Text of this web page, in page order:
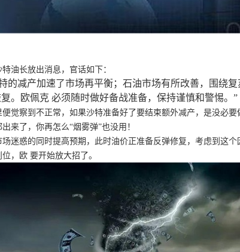
油长放出消息，官话如下：
的减产加速了市场再平衡；石油市场有所改善，围绕
。欧佩克 必须随时做好备战准备，保持谨慎和警惕。”
便觉察到不正常，如果沙特准备好了要结束额外减产，是没必
来了，你再怎么“烟雾弹”也没用！
迷惑的同时提高预期，此时油价正准备反弹修复，考虑到这
，欧 要开始放大招了。